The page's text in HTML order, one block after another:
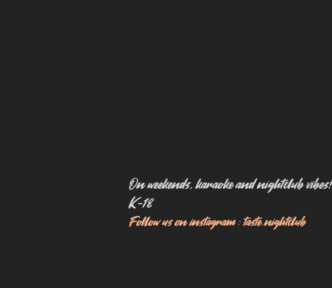
Follow us on instagram : taste.nightclub
On weekends, karaoke and nightclub vibes!
K-18